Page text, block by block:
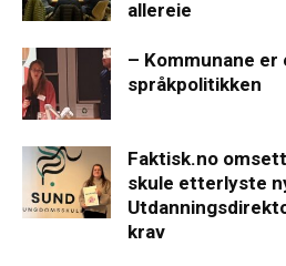
allereie
– Kommunane
språkpolitikken
Faktisk.no
skule etterlyste
krav